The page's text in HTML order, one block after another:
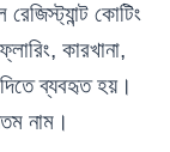
কোটিং
, কারখানা,
ব্যবহৃত হয়।
নাম।